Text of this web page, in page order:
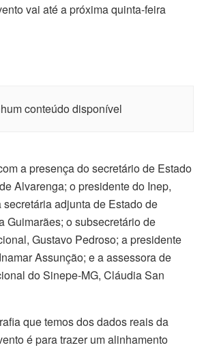
vai até a próxima quinta-feira
conteúdo disponível
a presença do secretário de Estado
Alvarenga; o presidente do Inep,
adjunta de Estado de
Guimarães; o subsecretário de
Gustavo Pedroso; a presidente
Assunção; e a assessora de
do Sinepe-MG, Cláudia San
que temos dos dados reais da
é para trazer um alinhamento